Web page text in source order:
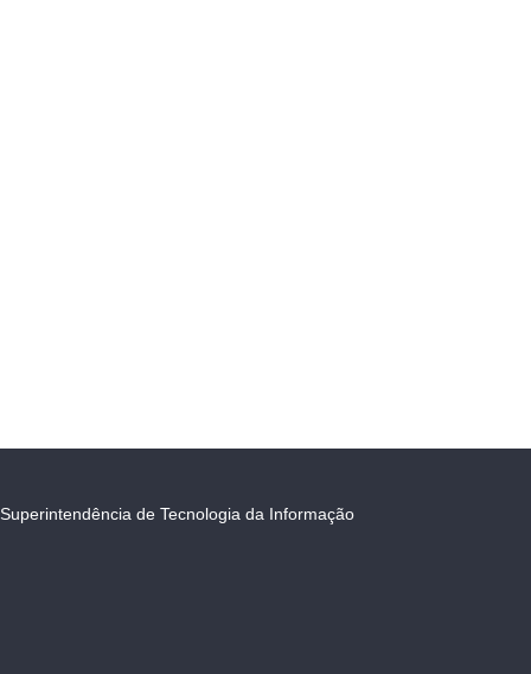
Superintendência de Tecnologia da Informação